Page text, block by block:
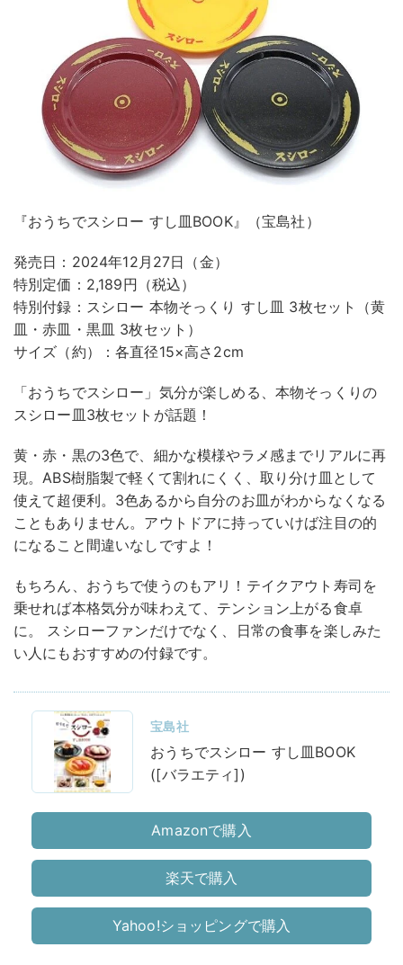
『おうちでスシロー すし皿BOOK』（宝島社）
発売日：2024年12月27日（金）
特別定価：2,189円（税込）
特別付録：スシロー 本物そっくり すし皿 3枚セット（黄
皿・赤皿・黒皿 3枚セット）
サイズ（約）：各直径15×高さ2cm
「おうちでスシロー」気分が楽しめる、本物そっくりの
スシロー皿3枚セットが話題！
黄・赤・黒の3色で、細かな模様やラメ感までリアルに再
現。ABS樹脂製で軽くて割れにくく、取り分け皿として
使えて超便利。3色あるから自分のお皿がわからなくなる
こともありません。アウトドアに持っていけば注目の的
になること間違いなしですよ！
もちろん、おうちで使うのもアリ！テイクアウト寿司を
乗せれば本格気分が味わえて、テンション上がる食卓
に。 スシローファンだけでなく、日常の食事を楽しみた
い人にもおすすめの付録です。
宝島社
おうちでスシロー すし皿BOOK
([バラエティ])
Amazonで購入
楽天で購入
Yahoo!ショッピングで購入